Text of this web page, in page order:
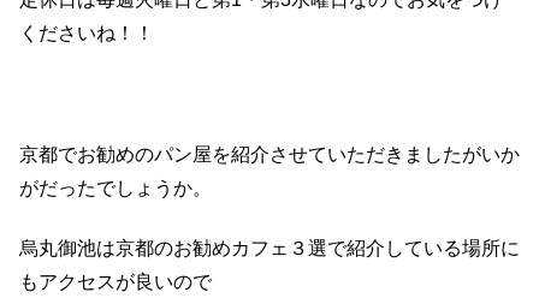
くださいね！！
京都でお勧めのパン屋を紹介させていただきましたがいか
がだったでしょうか。
烏丸御池は京都のお勧めカフェ３選で紹介している場所に
もアクセスが良いので